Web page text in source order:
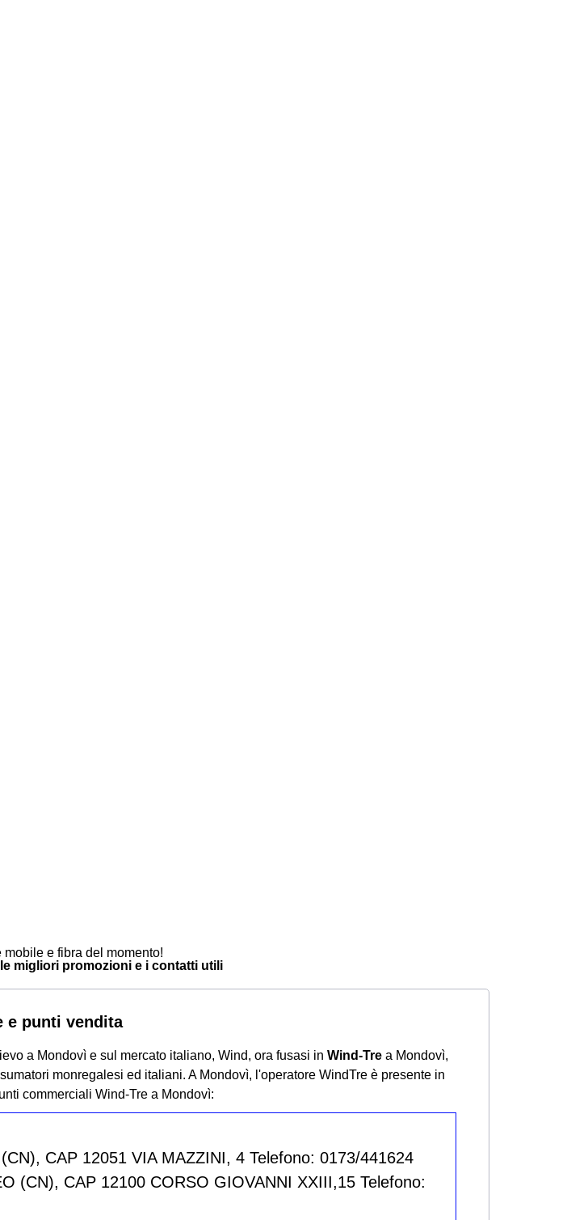
e fibra del momento!
migliori promozioni e i contatti utili
e punti vendita
a Mondovì e sul mercato italiano, Wind, ora fusasi in Wind-Tre a Mondovì,
monregalesi ed italiani. A Mondovì, l'operatore WindTre è presente in
commerciali Wind-Tre a Mondovì:
CAP 12051 VIA MAZZINI, 4 Telefono: 0173/441624
(CN), CAP 12100 CORSO GIOVANNI XXIII,15 Telefono: